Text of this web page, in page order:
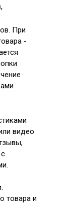
При
-
видео
товара и